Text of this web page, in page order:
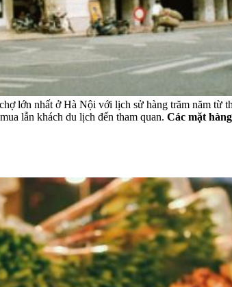
lớn nhất ở Hà Nội với lịch sử hàng trăm năm từ
lẫn khách du lịch đến tham quan. Các mặt